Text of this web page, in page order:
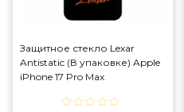
Защитное стекло Lexar
Antistatic (В упаковке) Apple
iPhone 17 Pro Max